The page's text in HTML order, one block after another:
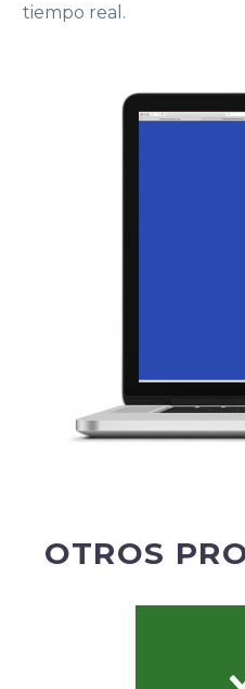
tiempo real.
OTROS